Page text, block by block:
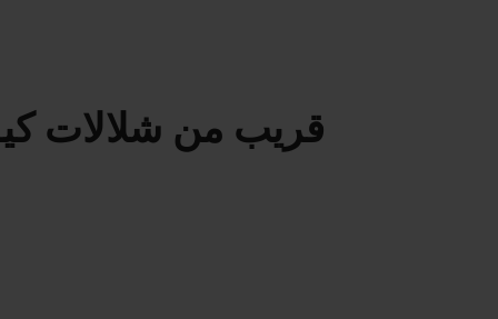
قريب من شلالات